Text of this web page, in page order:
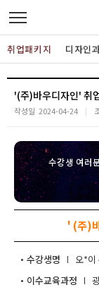
디자인정규과정
게임과정
자격증과정
커뮤니티
취업패키지 디자인
'(주)바우디자인'
작성일 2024-04-24
수강생 여러
' (주)
수강생명
오*이
이수교육과정